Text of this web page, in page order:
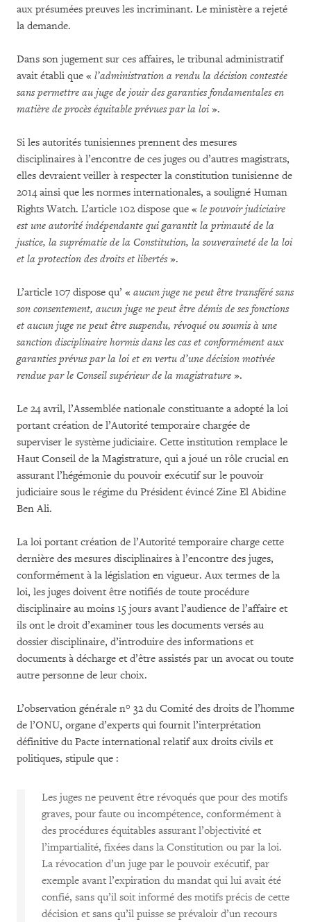
aux présumées preuves les incriminant. Le ministère a rejeté
la demande.
Dans son jugement sur ces affaires, le tribunal administratif
avait établi que « l’administration a rendu la décision contestée
sans permettre au juge de jouir des garanties fondamentales en
matière de procès équitable prévues par la loi».
Si les autorités tunisiennes prennent des mesures
disciplinaires à l’encontre de ces juges ou d’autres magistrats,
elles devraient veiller à respecter la constitution tunisienne de
2014 ainsi que les normes internationales, a souligné Human
Rights Watch. L’article 102 dispose que « le pouvoir judiciaire
est une autorité indépendante qui garantit la primauté de la
justice, la suprématie de la Constitution, la souveraineté de la loi
et la protection des droits et libertés».
L’article 107 dispose qu’ « aucun juge ne peut être transféré sans
son consentement, aucun juge ne peut être démis de ses fonctions
et aucun juge ne peut être suspendu, révoqué ou soumis à une
sanction disciplinaire hormis dans les cas et conformément aux
garanties prévus par la loi et en vertu d’une décision motivée
rendue par le Conseil supérieur de la magistrature ».
Le 24 avril, l’Assemblée nationale constituante a adopté la loi
portant création de l’Autorité temporaire chargée de
superviser le système judiciaire. Cette institution remplace le
Haut Conseil de la Magistrature, qui a joué un rôle crucial en
assurant l’hégémonie du pouvoir exécutif sur le pouvoir
judiciaire sous le régime du Président évincé Zine El Abidine
Ben Ali.
La loi portant création de l’Autorité temporaire charge cette
dernière des mesures disciplinaires à l’encontre des juges,
conformément à la législation en vigueur. Aux termes de la
loi, les juges doivent être notifiés de toute procédure
disciplinaire au moins 15 jours avant l’audience de l’affaire et
ils ont le droit d’examiner tous les documents versés au
dossier disciplinaire, d’introduire des informations et
documents à décharge et d’être assistés par un avocat ou toute
autre personne de leur choix.
L’observation générale n° 32 du Comité des droits de l’homme
de l’ONU, organe d’experts qui fournit l’interprétation
définitive du Pacte international relatif aux droits civils et
politiques, stipule que :
Les juges ne peuvent être révoqués que pour des motifs
graves, pour faute ou incompétence, conformément à
des procédures équitables assurant l’objectivité et
l’impartialité, fixées dans la Constitution ou par la loi.
La révocation d’un juge par le pouvoir exécutif, par
exemple avant l’expiration du mandat qui lui avait été
confié, sans qu’il soit informé des motifs précis de cette
décision et sans qu’il puisse se prévaloir d’un recours